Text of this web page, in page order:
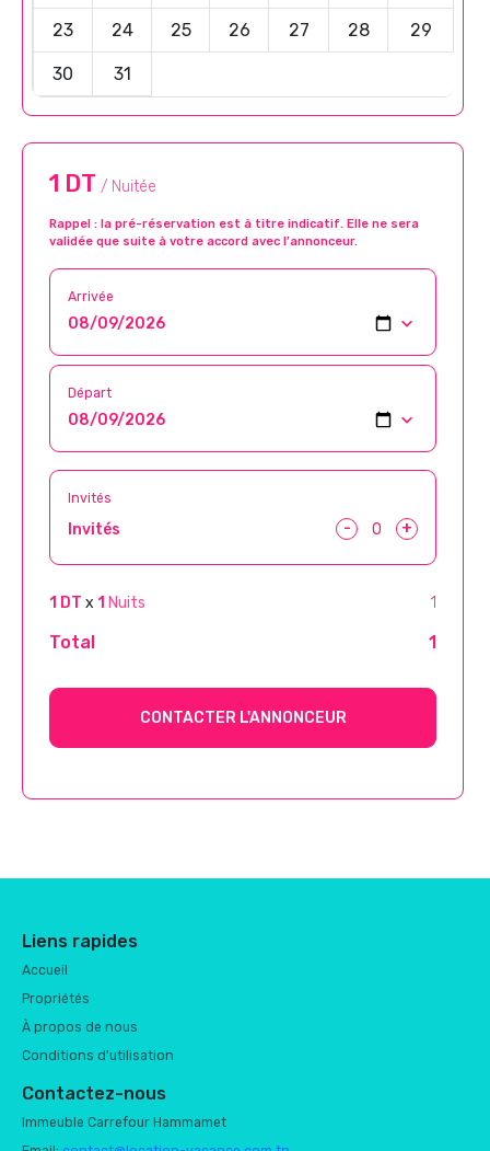
23 24 25 26 27 28 29
30 31
1 DT / Nuitée
Rappel : la pré-réservation est à titre indicatif. Elle ne sera
validée que suite à votre accord avec l’annonceur.
Arrivée
Départ
Invités
Invités - +
1 DT x 1 Nuits 1
Total 1
CONTACTER L'ANNONCEUR
Liens rapides
Accueil
Propriétés
À propos de nous
Conditions d'utilisation
Contactez-nous
Immeuble Carrefour Hammamet